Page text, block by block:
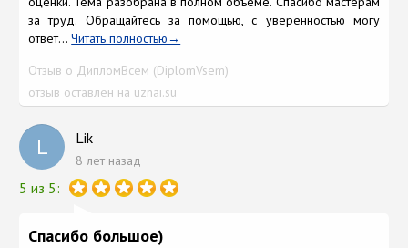
за труд. Обращайтесь за помощью, с уверенностью могу
ответ...Читать полностью
Отзыв о ДипломВсем (DiplomVsem)
отзыв оставлен на uznai.su
L Lik
8 лет назад
5 из 5:
Спасибо большое)